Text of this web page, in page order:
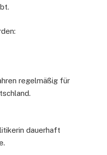
regelmäßig für
dauerhaft